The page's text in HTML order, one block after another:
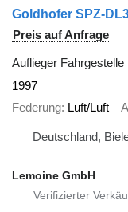
Goldhofer SPZ-
Preis auf Anfrage
Auflieger Fahrgestelle
1997
Federung Luft/Luft
Deutschland,
Lemoine GmbH